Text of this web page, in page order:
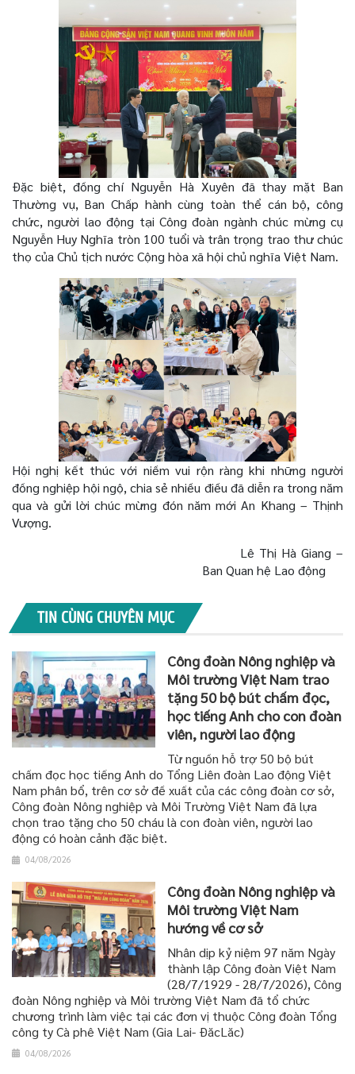
Đặc biệt, đồng chí Nguyễn Hà Xuyên đã thay mặt Ban
Thường vụ, Ban Chấp hành cùng toàn thể cán bộ, công
chức, người lao động tại Công đoàn ngành chúc mừng cụ
Nguyễn Huy Nghĩa tròn 100 tuổi và trân trọng trao thư chúc
thọ của Chủ tịch nước Cộng hòa xã hội chủ nghĩa Việt Nam.
Hội nghị kết thúc với niềm vui rộn ràng khi những người
đồng nghiệp hội ngộ, chia sẻ nhiều điều đã diễn ra trong năm
qua và gửi lời chúc mừng đón năm mới An Khang – Thịnh
Vượng.
Lê Thị Hà Giang –
Ban Quan hệ Lao động
TIN CÙNG CHUYÊN MỤC
Công đoàn Nông nghiệp và
Môi trường Việt Nam trao
tặng 50 bộ bút chấm đọc,
học tiếng Anh cho con đoàn
viên, người lao động
Từ nguồn hỗ trợ 50 bộ bút
chấm đọc học tiếng Anh do Tổng Liên đoàn Lao động Việt
Nam phân bổ, trên cơ sở đề xuất của các công đoàn cơ sở,
Công đoàn Nông nghiệp và Môi Trường Việt Nam đã lựa
chọn trao tặng cho 50 cháu là con đoàn viên, người lao
động có hoàn cảnh đặc biệt.
04/08/2026
Công đoàn Nông nghiệp và
Môi trường Việt Nam
hướng về cơ sở
Nhân dịp kỷ niệm 97 năm Ngày
thành lập Công đoàn Việt Nam
(28/7/1929 - 28/7/2026), Công
đoàn Nông nghiệp và Môi trường Việt Nam đã tổ chức
chương trình làm việc tại các đơn vị thuộc Công đoàn Tổng
công ty Cà phê Việt Nam (Gia Lai- ĐăcLăc)
04/08/2026